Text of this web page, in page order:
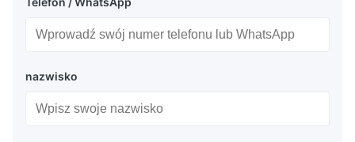
nazwisko